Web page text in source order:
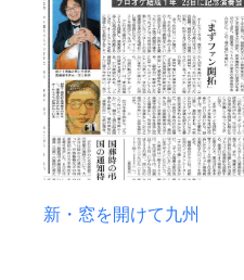
新・窓を開けて九州